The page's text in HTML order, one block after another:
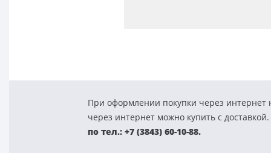
При оформлении покупки через интернет
через интернет можно купить с
по тел.: +7 (3843) 60-10-88.